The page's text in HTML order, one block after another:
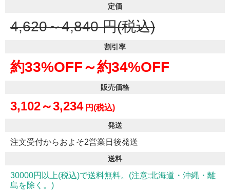
定価
4,620～4,840 円(税込)
割引率
約33%OFF～約34%OFF
販売価格
3,102～3,234 円(税込)
発送
注文受付からおよそ2営業日後発送
送料
30000円以上(税込)で送料無料。(注意:北海道・沖縄・離
島を除く。)